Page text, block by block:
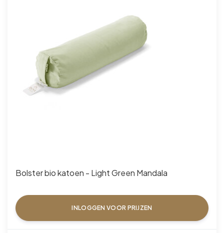
Bolster bio katoen - Light Green Mandala
INLOGGEN VOOR PRIJZEN